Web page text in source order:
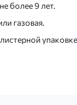
более 9 лет.
газовая.